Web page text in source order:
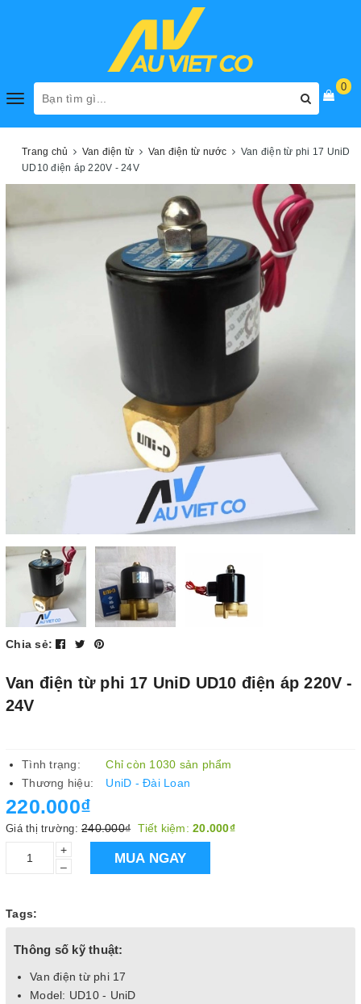
Toggle
0
Trang chủ Van điện từ Van điện từ nước
Van điện từ phi 17 UniD
UD10 điện áp 220V - 24V
Chia sẻ:
Van điện từ phi 17 UniD UD10 điện áp 220V -
24V
Tình trạng:
Chỉ còn 1030 sản phẩm
Thương hiệu:
UniD - Đài Loan
220.000₫
Giá thị trường: 240.000₫ Tiết kiệm: 20.000₫
+
–
MUA NGAY
Tags:
Thông số kỹ thuật:
Van điện từ phi 17
Model: UD10 - UniD